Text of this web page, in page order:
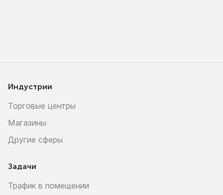
Индустрии
Торговые центры
Магазины
Другие сферы
Задачи
Трафик в помещении